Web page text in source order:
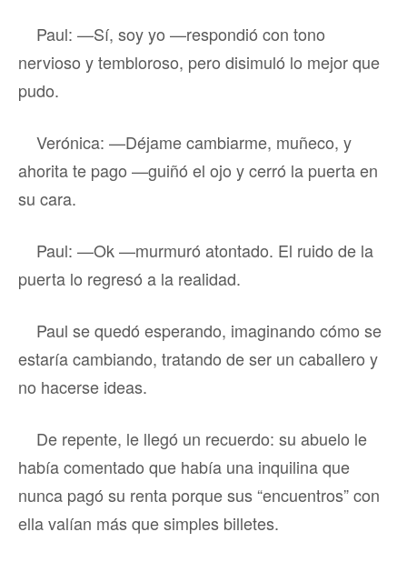
Paul: —Sí, soy yo —respondió con tono
nervioso y tembloroso, pero disimuló lo mejor que
pudo.
Verónica: —Déjame cambiarme, muñeco, y
ahorita te pago —guiñó el ojo y cerró la puerta en
su cara.
Paul: —Ok —murmuró atontado. El ruido de la
puerta lo regresó a la realidad.
Paul se quedó esperando, imaginando cómo se
estaría cambiando, tratando de ser un caballero y
no hacerse ideas.
De repente, le llegó un recuerdo: su abuelo le
había comentado que había una inquilina que
nunca pagó su renta porque sus “encuentros” con
ella valían más que simples billetes.